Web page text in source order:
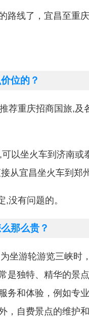
路线了，宜昌至重
位的？
荐重庆招商国旅,及
以坐火车到济南或
从宜昌坐火车到郑
没有问题的。
那么贵？
坐游轮游览三峡时
是独特、精华的景
务和体验，例如专
，自费景点的维护